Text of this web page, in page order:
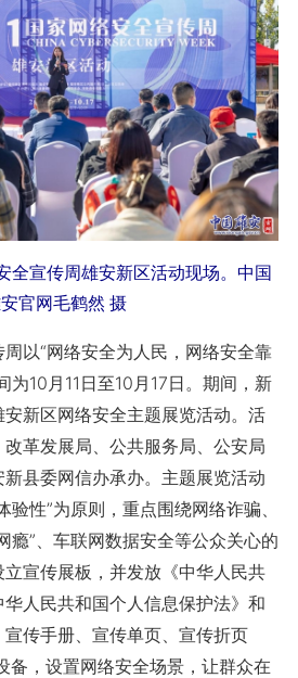
全宣传周雄安新区活动现场。中国
官网毛鹤然 摄
“网络安全为人民，网络安全靠
为10月11日至10月17日。期间，新
新区网络安全主题展览活动。活
革发展局、公共服务局、公安局
县委网信办承办。主题展览活动
验性”为原则，重点围绕网络诈骗、
瘾”、车联网数据安全等公众关心的
宣传展板，并发放《中华人民共
人民共和国个人信息保护法》和
宣传手册、宣传单页、宣传折页
备，设置网络安全场景，让群众在